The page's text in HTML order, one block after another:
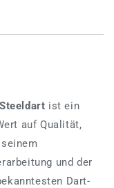
ist ein
auf Qualität,
und der
Dart-